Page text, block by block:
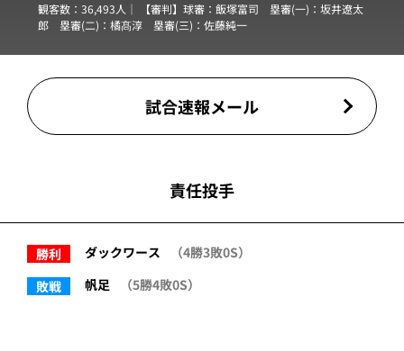
観客数：36,493人｜ 【審判】球審： 飯塚富司 塁審(一)： 坂井遼太
郎 塁審(二)： 橘髙淳 塁審(三)： 佐藤純一
試合速報メール
責任投手
勝利 ダックワース
（4勝3敗0S）
敗戦
帆足 （5勝4敗0S）